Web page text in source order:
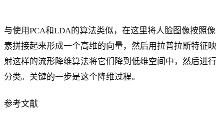
与使用PCA和LDA的算法类似，在这里将人脸图像按照像
素拼接起来形成一个高维的向量，然后用拉普拉斯特征映
射这样的流形降维算法将它们降到低维空间中，然后进行
分类。关键的一步是这个降维过程。
参考文献